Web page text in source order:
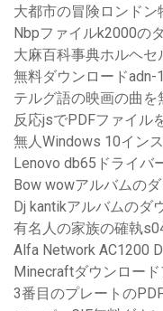
大都市の冒険ロンド
Nbpファイルk2000の
大麻百科事典ホルヘ
無料ダウンロードadn-
テルグ語の映画の曲
反応jsでPDFファイル
無人Windows 10イン
Lenovo db65ドライバ
Bow wowアルバムの
Dj kantikアルバムのダ
有名人の家族の確執
Alfa Network AC1200
Minecraftダウンロー
3番目のプレートの